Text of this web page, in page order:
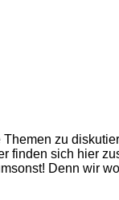
zu
finden sich hier
Denn wir